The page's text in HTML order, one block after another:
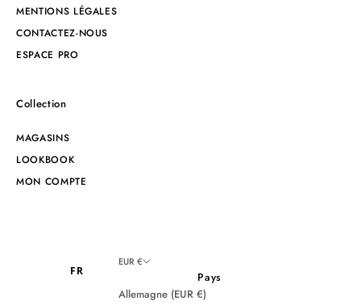
MENTIONS LÉGALES
CONTACTEZ-NOUS
ESPACE PRO
Collection
MAGASINS
LOOKBOOK
MON COMPTE
FR
EUR €
Pays
Allemagne (EUR €)